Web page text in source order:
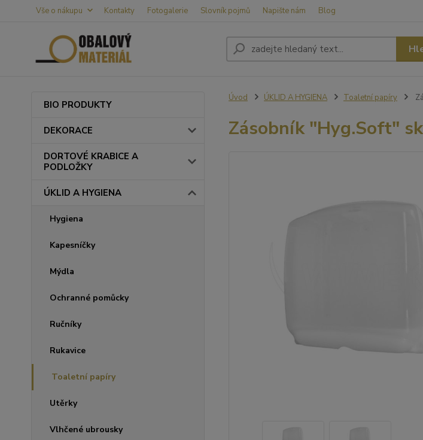
Vše o nákupu Kontakty Fotogalerie Slovník pojmů Napište nám Blog
BIO PRODUKTY
DEKORACE
DORTOVÉ KRABICE A
PODLOŽKY
ÚKLID A HYGIENA
Hygiena
Kapesníčky
Mýdla
Ochranné pomůcky
Ručníky
Rukavice
Toaletní papíry
Utěrky
Vlhčené ubrousky
Úvod ÚKLID A HYGIENA Toaletní papíry
Zásobník "Hyg.Soft"